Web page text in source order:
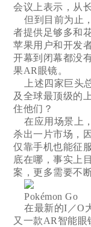
会议上表示，从
但到目前为止
者提供足够多和
苹果用户和开发
开幕到闭幕都没
果AR眼镜。
上述四家巨头
及全球最顶级的
住他们？
在应用场景上
杀出一片市场，
仅靠手机也能征
底在哪，事实上
案，更多需要不
Pokémon Go
在最新的I／O
又一款AR智能眼